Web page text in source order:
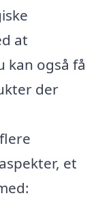
at
også få
der
et